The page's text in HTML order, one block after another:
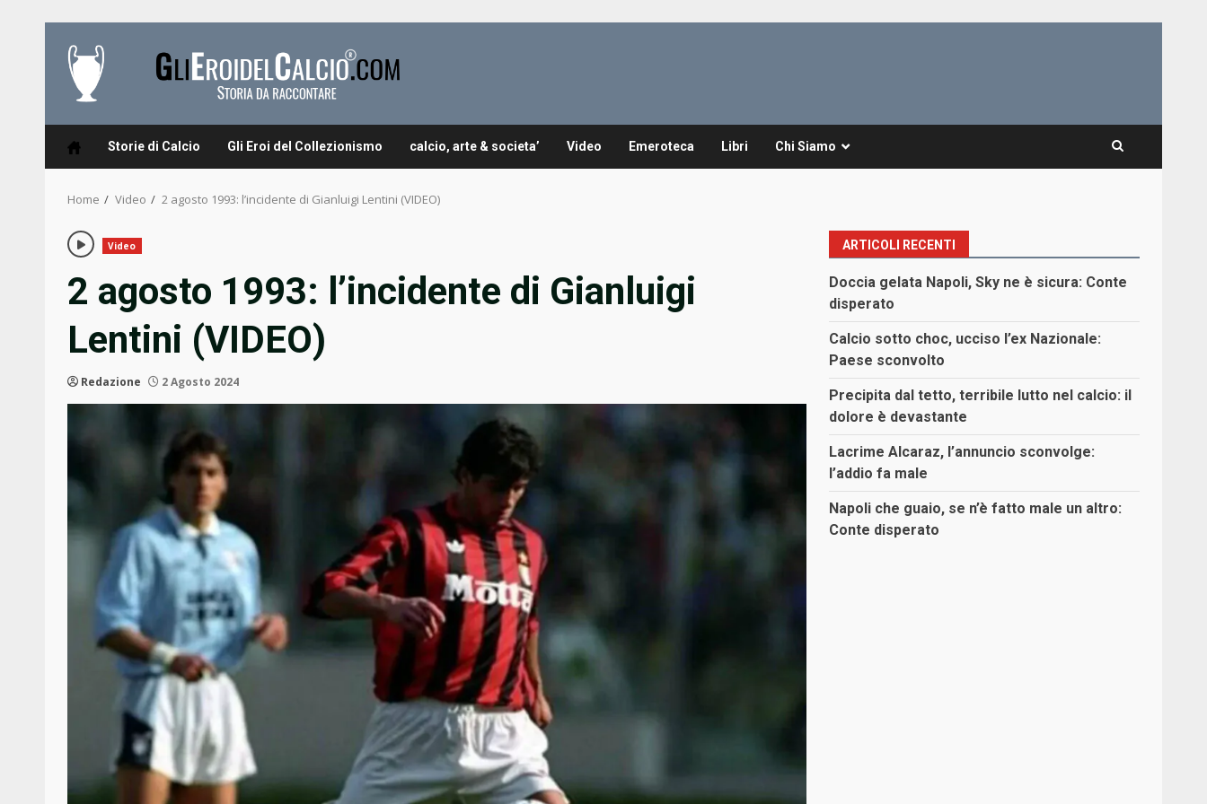
content
Storie di Calcio Gli Eroi del Collezionismo calcio, arte & societa’ Video Emeroteca Libri Chi Siamo
Home Video 2 agosto 1993: l’incidente di Gianluigi Lentini (VIDEO)
Video
2 agosto 1993: l’incidente di Gianluigi
Lentini (VIDEO)
Redazione 2 Agosto 2024
ARTICOLI RECENTI
Doccia gelata Napoli, Sky ne è sicura: Conte
disperato
Calcio sotto choc, ucciso l’ex Nazionale:
Paese sconvolto
Precipita dal tetto, terribile lutto nel calcio: il
dolore è devastante
Lacrime Alcaraz, l’annuncio sconvolge:
l’addio fa male
Napoli che guaio, se n’è fatto male un altro:
Conte disperato